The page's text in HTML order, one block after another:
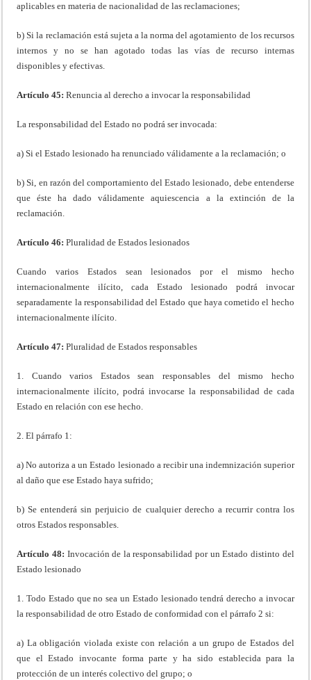
aplicables en materia de nacionalidad de las reclamaciones;
b) Si la reclamación está sujeta a la norma del agotamiento de los recursos
internos y no se han agotado todas las vías de recurso internas
disponibles y efectivas.
Artículo 45: Renuncia al derecho a invocar la responsabilidad
La responsabilidad del Estado no podrá ser invocada:
a) Si el Estado lesionado ha renunciado válidamente a la reclamación; o
b) Si, en razón del comportamiento del Estado lesionado, debe entenderse
que éste ha dado válidamente aquiescencia a la extinción de la
reclamación.
Artículo 46: Pluralidad de Estados lesionados
Cuando varios Estados sean lesionados por el mismo hecho
internacionalmente ilícito, cada Estado lesionado podrá invocar
separadamente la responsabilidad del Estado que haya cometido el hecho
internacionalmente ilícito.
Artículo 47: Pluralidad de Estados responsables
1. Cuando varios Estados sean responsables del mismo hecho
internacionalmente ilícito, podrá invocarse la responsabilidad de cada
Estado en relación con ese hecho.
2. El párrafo 1:
a) No autoriza a un Estado lesionado a recibir una indemnización superior
al daño que ese Estado haya sufrido;
b) Se entenderá sin perjuicio de cualquier derecho a recurrir contra los
otros Estados responsables.
Artículo 48: Invocación de la responsabilidad por un Estado distinto del
Estado lesionado
1. Todo Estado que no sea un Estado lesionado tendrá derecho a invocar
la responsabilidad de otro Estado de conformidad con el párrafo 2 si:
a) La obligación violada existe con relación a un grupo de Estados del
que el Estado invocante forma parte y ha sido establecida para la
protección de un interés colectivo del grupo; o